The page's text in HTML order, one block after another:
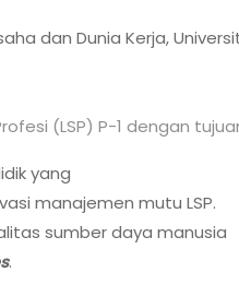
dan Dunia Kerja,
(LSP) P-1 dengan
yang
manajemen mutu LSP.
sumber daya manusia
.